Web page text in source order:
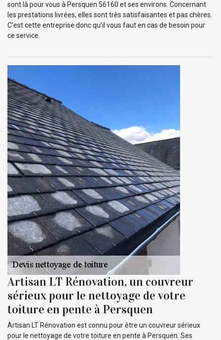
sont là pour vous à Persquen 56160 et ses environs. Concernant
les prestations livrées, elles sont très satisfaisantes et pas chères.
C’est cette entreprise donc qu’il vous faut en cas de besoin pour
ce service.
Artisan LT Rénovation, un couvreur
sérieux pour le nettoyage de votre
toiture en pente à Persquen
Artisan LT Rénovation est connu pour être un couvreur sérieux
pour le nettoyage de votre toiture en pente à Persquen. Ses